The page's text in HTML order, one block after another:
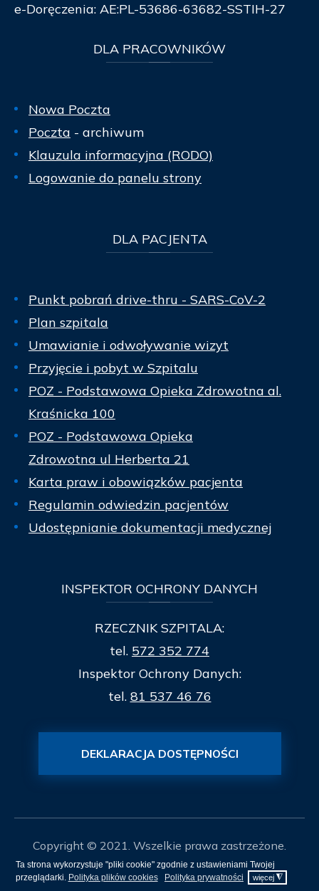
Ta strona wykorzystuje "pliki cookie" zgodnie z ustawieniami Twojej
przeglądarki. Polityka plików cookies Polityka prywatności więcej ◮
e-Doręczenia: AE:PL-53686-63682-SSTIH-27
DLA PRACOWNIKÓW
Nowa Poczta
Poczta - archiwum
Klauzula informacyjna (RODO)
Logowanie do panelu strony
DLAPACJENTA
Punkt pobrań drive-thru - SARS-CoV-2
Plan szpitala
Umawianie i odwoływanie wizyt
Przyjęcie i pobyt w Szpitalu
POZ - Podstawowa Opieka Zdrowotna al.
Kraśnicka 100
POZ - Podstawowa Opieka
Zdrowotna ul Herberta 21
Karta praw i obowiązków pacjenta
Regulamin odwiedzin pacjentów
Udostępnianie dokumentacji medycznej
INSPEKTOR OCHRONY DANYCH
RZECZNIK SZPITALA:
tel. 572 352 774
Inspektor Ochrony Danych:
tel. 81 537 46 76
DEKLARACJA DOSTĘPNOŚCI
Copyright © 2021. Wszelkie prawa zastrzeżone.
Mapa Strony